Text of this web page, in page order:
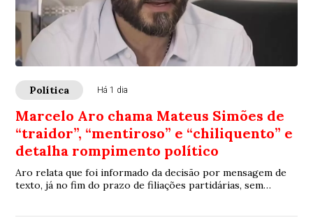
Política Há 1 dia
Marcelo Aro chama Mateus Simões de
“traidor”, “mentiroso” e “chiliquento” e
detalha rompimento político
Aro relata que foi informado da decisão por mensagem de
texto, já no fim do prazo de filiações partidárias, sem